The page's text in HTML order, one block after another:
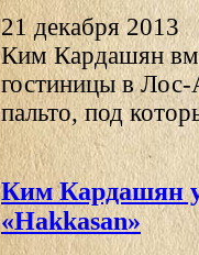
21 декабря 2013
Ким Кардашян
гостиницы в
пальто, под
Ким Кардашян
«Hakkasan»